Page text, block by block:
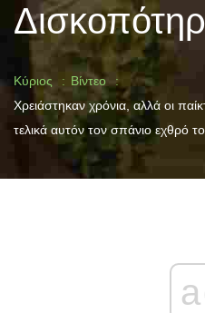
Κύριος
Βίντεο
Χρειάστηκαν χρόνια, αλλά οι
τελικά αυτόν τον σπάνιο εχθρό